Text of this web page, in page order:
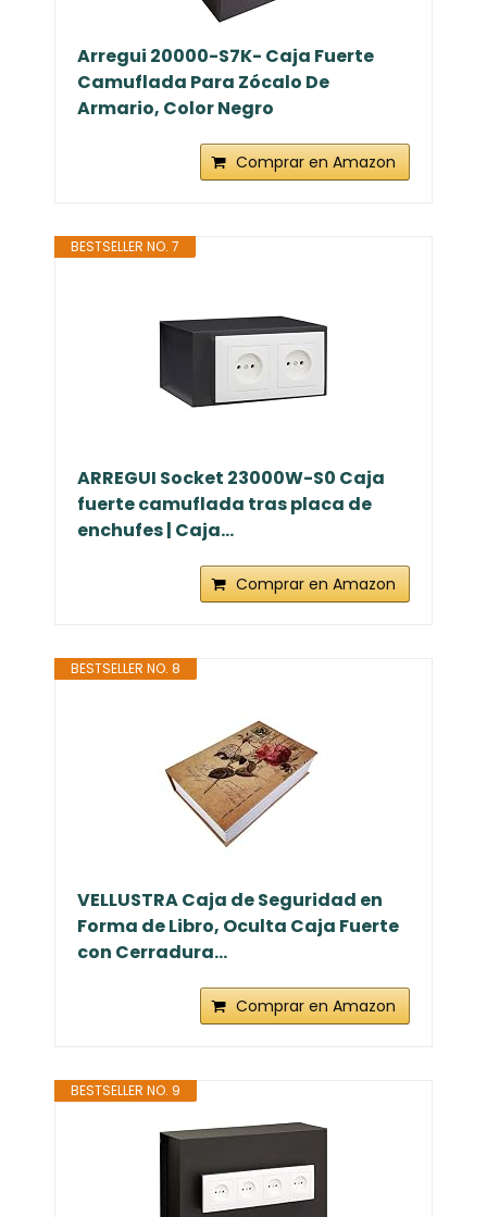
Arregui 20000-S7K- Caja Fuerte
Camuflada Para Zócalo De
Armario, Color Negro
Comprar en Amazon
BESTSELLER NO. 7
ARREGUI Socket 23000W-S0 Caja
fuerte camuflada tras placa de
enchufes | Caja...
Comprar en Amazon
BESTSELLER NO. 8
VELLUSTRA Caja de Seguridad en
Forma de Libro, Oculta Caja Fuerte
con Cerradura...
Comprar en Amazon
BESTSELLER NO. 9